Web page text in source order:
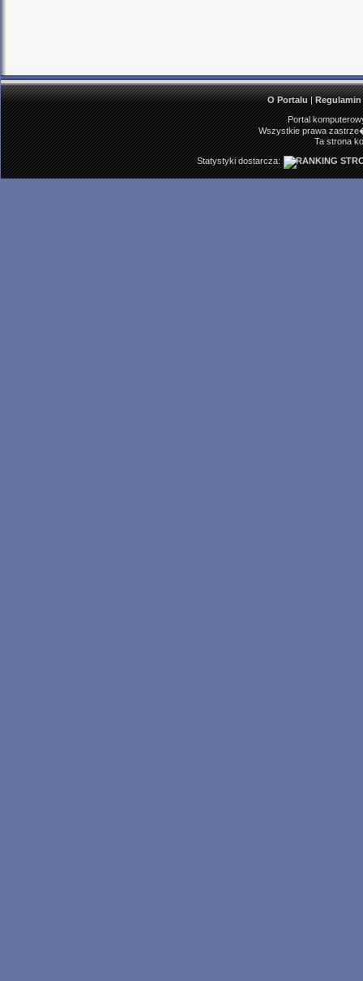
O Portalu|Regulamin
Portal
Wszystkie prawa
Ta strona
Statystyki dostarcza: